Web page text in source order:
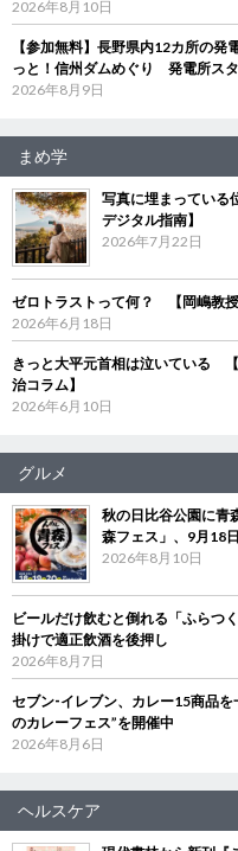
2026年8月10日
【参加無料】長野県内12カ所の
っと！信州ダムめぐり 発電所スタ
2026年8月9日
まめ学
写真に埋まってい
デジタル指南】
2026年7月22日
ゼロトラストって何？ 【岡嶋教授
2026年6月18日
きっと大平元首相は泣いている
治コラム】
2026年6月10日
グルメ
秋の日比谷公園に
森フェス」、9月18
2026年8月10日
ビールだけ飲むと倒れる「ふらつ
掛けで適正飲酒を後押し
2026年8月7日
セブン‐イレブン、カレー15商品
のカレーフェス”を開催中
2026年8月6日
ヘルスケア